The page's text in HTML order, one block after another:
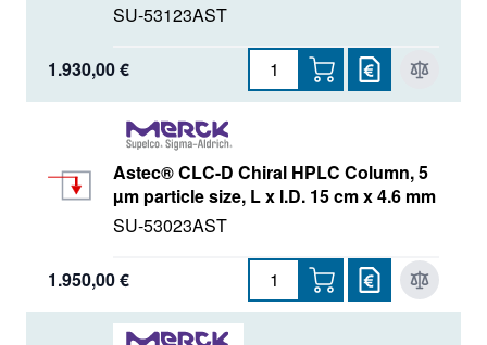
SU-53123AST
1.930,00 €
Astec® CLC-D Chiral HPLC Column, 5
µm particle size, L x I.D. 15 cm x 4.6 mm
SU-53023AST
1.950,00 €